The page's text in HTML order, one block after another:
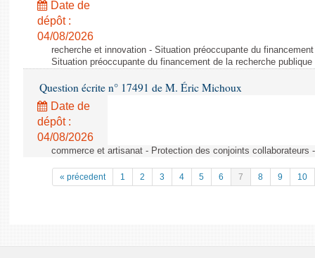
Date de
dépôt :
04/08/2026
recherche et innovation - Situation préoccupante du
Situation préoccupante du financement de la recherche publique
Question écrite n° 17491 de M. Éric Michoux
Date de
dépôt :
04/08/2026
commerce et artisanat - Protection des conjoints collaborateurs
« précedent 1 2 3 4 5 6 7 8 9 10